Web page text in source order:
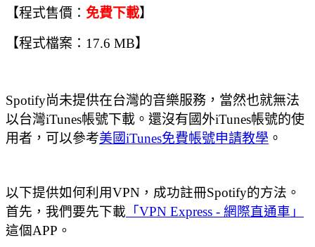
【程式售價： 免費下載】
【程式檔案：17.6 MB】
Spotify尚未提供在台灣的音樂服務，當然也就無法
以台灣iTunes帳號下載。還沒有國外iTunes帳號的使
用者，可以參考美國iTunes免費帳號申請教學 。
以下提供如何利用VPN，成功註冊Spotify的方法。
首先，我們要先下載 「VPN Express - 網際直通車」
這個APP。